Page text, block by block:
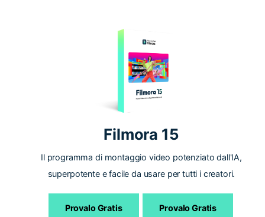
Filmora 15
Il programma di montaggio video potenziato dall'IA,
superpotente e facile da usare per tutti i creatori.
Provalo Gratis Provalo Gratis